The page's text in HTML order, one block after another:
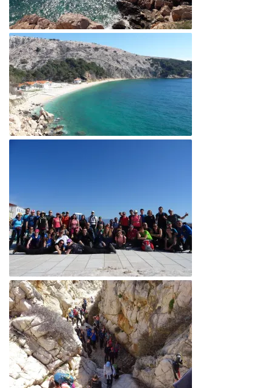
Dosadašnje aktivnosti
Novosti Markacijske komisije
Plan aktivnosti za 2025. godinu
Putevi koje održava HPD Željezničar
Povijest Markacijske komisije